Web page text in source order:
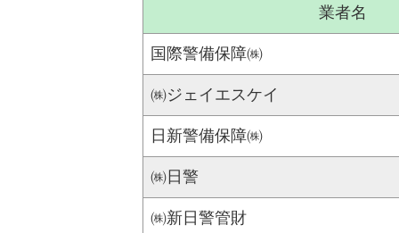
業者名
国際警備保障㈱
㈱ジェイエスケイ
日新警備保障㈱
㈱日警
㈱新日警管財